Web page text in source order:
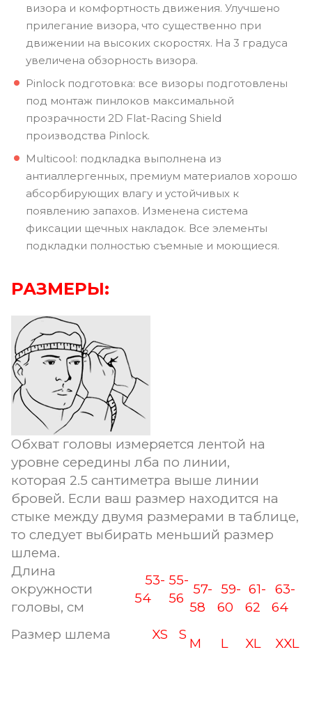
визора и комфортность движения. Улучшено
прилегание визора, что существенно при
движении на высоких скоростях. На 3 градуса
увеличена обзорность визора.
Pinlock подготовка: все визоры подготовлены
под монтаж пинлоков максимальной
прозрачности 2D Flat-Racing Shield
производства Pinlock.
Multicool: подкладка выполнена из
антиаллергенных, премиум материалов хорошо
абсорбирующих влагу и устойчивых к
появлению запахов. Изменена система
фиксации щечных накладок. Все элементы
подкладки полностью съемные и моющиеся.
РАЗМЕРЫ:
Обхват головы измеряется лентой на
уровне середины лба по линии,
которая 2.5 сантиметра выше линии
бровей. Если ваш размер находится на
стыке между двумя размерами в таблице,
то следует выбирать меньший размер
шлема.
Длина
окружности
головы, см
53-
54
55-
56
57-
58
59-
60
61-
62
63-
64
Размер шлема
XS S
M L XL XXL